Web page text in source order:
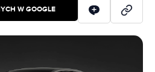
W GOOGLE